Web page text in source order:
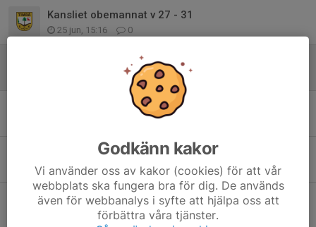
Kansliet obemannat v 27 - 31
25 jun, 15:16 0
Kallelse till Intresseföreningens årsmöte 30/6!
0
Orienterings träning
Åstöloppet Trail
9 maj, 23:34 1
Barmarksträning
27 apr, 21:53 0
Godkänn kakor
Vi använder oss av kakor (cookies) för att vår
webbplats ska fungera bra för dig. De används
även för webbanalys i syfte att hjälpa oss att
förbättra våra tjänster.